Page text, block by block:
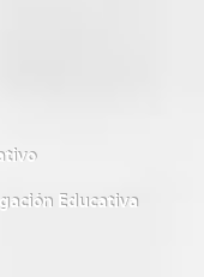
Educativa